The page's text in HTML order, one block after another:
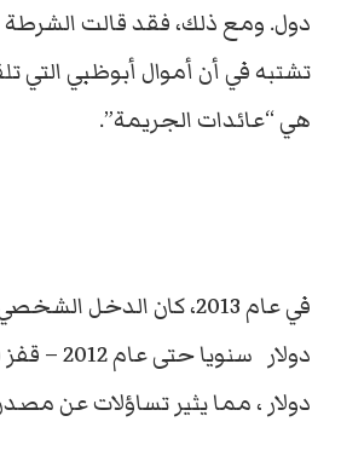
دول. ومع ذلك، فقد قالت
تشتبه في أن أموال أبوظبي التي
هي “عائدات الجريمة”.
دولار ، مما يثير تساؤلات عن